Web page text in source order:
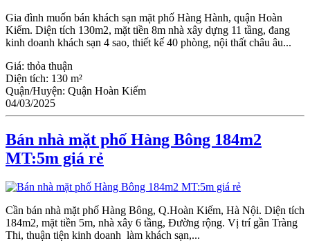
Gia đình muốn bán khách sạn mặt phố Hàng Hành, quận Hoàn
Kiếm. Diện tích 130m2, mặt tiền 8m nhà xây dựng 11 tầng, đang
kinh doanh khách sạn 4 sao, thiết kế 40 phòng, nội thất châu âu...
Giá: thỏa thuận
Diện tích: 130 m²
Quận/Huyện: Quận Hoàn Kiếm
04/03/2025
Bán nhà mặt phố Hàng Bông 184m2
MT:5m giá rẻ
Cần bán nhà mặt phố Hàng Bông, Q.Hoàn Kiếm, Hà Nội. Diện tích
184m2, mặt tiền 5m, nhà xây 6 tầng, Đường rộng. Vị trí gần Tràng
Thi, thuận tiện kinh doanh làm khách sạn,...